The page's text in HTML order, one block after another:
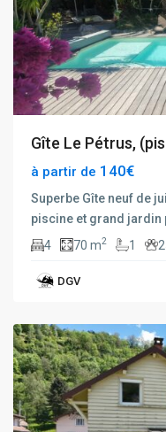
Gîte Le Pétrus,
à partir de 140€
Superbe Gîte neuf de
piscine et grand jardin
4
70 m2 1
DGV
La